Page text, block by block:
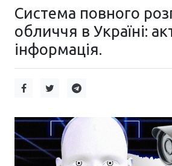
Система повного
обличчя в Україні:
інформація.